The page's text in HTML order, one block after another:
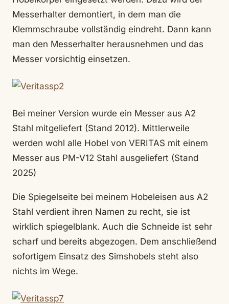
Messerhalter demontiert, in dem man die
Klemmschraube vollständig eindreht. Dann kann
man den Messerhalter herausnehmen und das
Messer vorsichtig einsetzen.
Bei meiner Version wurde ein Messer aus A2
Stahl mitgeliefert (Stand 2012). Mittlerweile
werden wohl alle Hobel von VERITAS mit einem
Messer aus PM-V12 Stahl ausgeliefert (Stand
2025)
Die Spiegelseite bei meinem Hobeleisen aus A2
Stahl verdient ihren Namen zu recht, sie ist
wirklich spiegelblank. Auch die Schneide ist sehr
scharf und bereits abgezogen. Dem anschließend
sofortigem Einsatz des Simshobels steht also
nichts im Wege.